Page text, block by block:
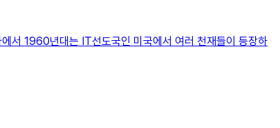
서 1960년대는 IT선도국인 미국에서 여러 천재들이 등장하